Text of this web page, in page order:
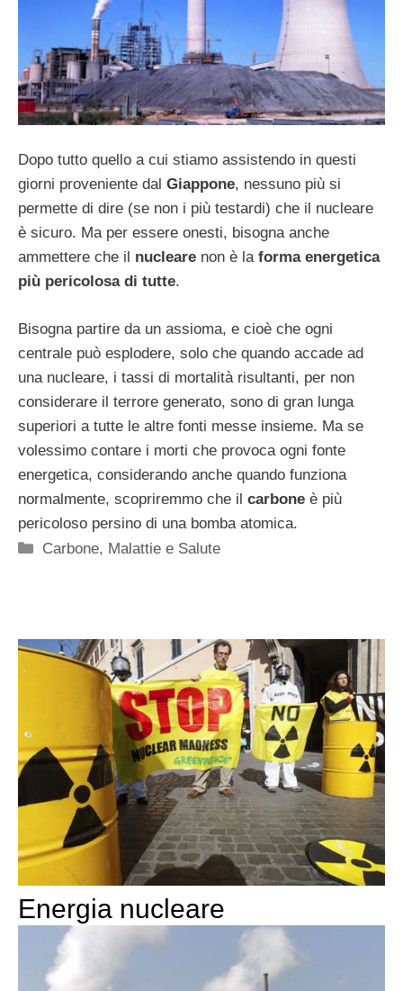
Dopo tutto quello a cui stiamo assistendo in questi
giorni proveniente dal Giappone, nessuno più si
permette di dire (se non i più testardi) che il nucleare
è sicuro. Ma per essere onesti, bisogna anche
ammettere che il nucleare non è la forma energetica
più pericolosa di tutte.
Bisogna partire da un assioma, e cioè che ogni
centrale può esplodere, solo che quando accade ad
una nucleare, i tassi di mortalità risultanti, per non
considerare il terrore generato, sono di gran lunga
superiori a tutte le altre fonti messe insieme. Ma se
volessimo contare i morti che provoca ogni fonte
energetica, considerando anche quando funziona
normalmente, scopriremmo che il carbone è più
pericoloso persino di una bomba atomica.
Categorie
Carbone, Malattie e Salute
Energia nucleare